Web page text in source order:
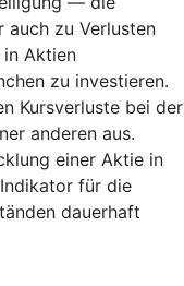
auch zu Verlusten
in Aktien
zu investieren.
Kursverluste bei der
anderen aus.
einer Aktie in
für die
dauerhaft